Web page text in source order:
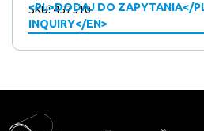
<PL>DODAJ DO ZAPYTANIA</
INQUIRY</EN>
SKU: 457510